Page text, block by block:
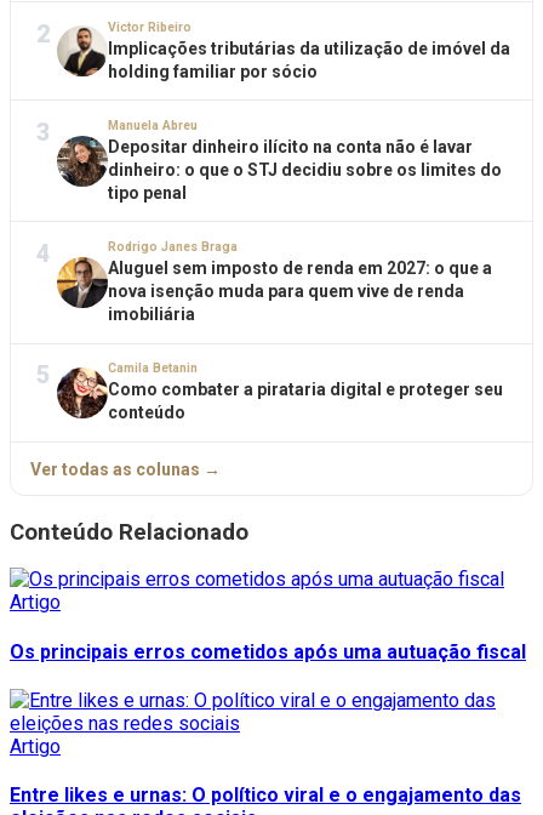
2 Victor Ribeiro
Implicações tributárias da utilização de imóvel da
holding familiar por sócio
3 Manuela Abreu
Depositar dinheiro ilícito na conta não é lavar
dinheiro: o que o STJ decidiu sobre os limites do
tipo penal
4 Rodrigo Janes Braga
Aluguel sem imposto de renda em 2027: o que a
nova isenção muda para quem vive de renda
imobiliária
5 Camila Betanin
Como combater a pirataria digital e proteger seu
conteúdo
Ver todas as colunas →
Conteúdo Relacionado
Artigo
Os principais erros cometidos após uma autuação fiscal
Artigo
Entre likes e urnas: O político viral e o engajamento das